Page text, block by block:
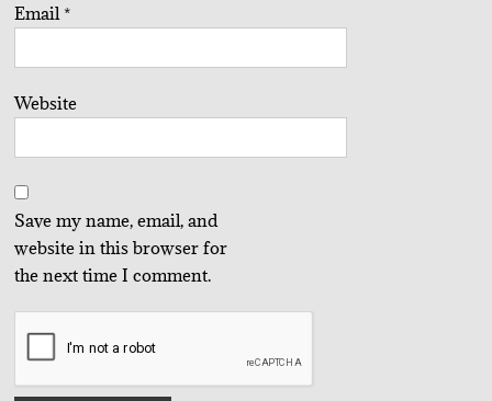
Email *
Website
Save my name, email, and
website in this browser for
the next time I comment.